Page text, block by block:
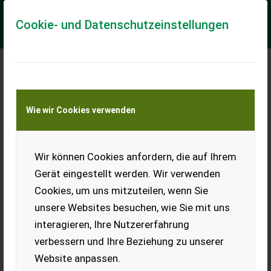
Cookie- und Datenschutzeinstellungen
Wie wir Cookies verwenden
Wir können Cookies anfordern, die auf Ihrem
Gerät eingestellt werden. Wir verwenden
Cookies, um uns mitzuteilen, wenn Sie
unsere Websites besuchen, wie Sie mit uns
interagieren, Ihre Nutzererfahrung
verbessern und Ihre Beziehung zu unserer
Website anpassen.
Meine Transportkostenanfrage
Transport von Land- und Baumaschinen –
KEINE Tiertransporte
Steyr Hamster 8020
Ladewagen zu verkaufen.
Verkaufe einen gut
erhaltenen Steyr Hamster
8020 Ladewagen. Der Wagen
eignet sich ideal für Heu,
Gras oder Silage. Solide Bauweise, robust und zuverlässig.